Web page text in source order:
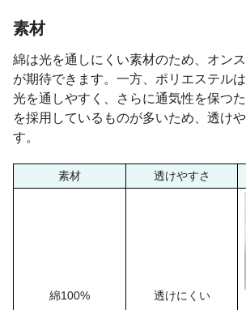
素材
綿は光を通しにくい素材のため、オン
が期待できます。一方、ポリエステル
光を通しやすく、さらに通気性を保つ
を採用しているものが多いため、透け
す。
素材 透けやすさ
綿100% 透けにくい